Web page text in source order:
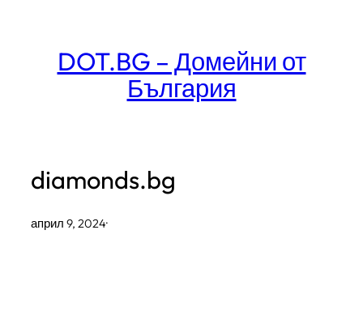
DOT.BG – Домейни от
България
diamonds.bg
април 9, 2024·